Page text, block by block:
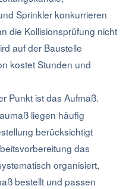
Sprinkler konkurrieren
die Kollisionsprüfung nicht
auf der Baustelle
kostet Stunden und
Punkt ist das Aufmaß.
liegen häufig
berücksichtigt
das
organisiert,
bestellt und passen